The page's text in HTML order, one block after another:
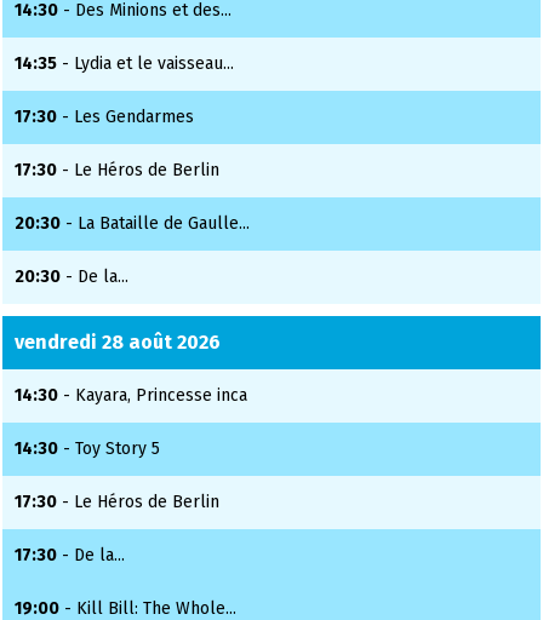
14:30 - Des Minions et des...
14:35 - Lydia et le vaisseau...
17:30 - Les Gendarmes
17:30 - Le Héros de Berlin
20:30 - La Bataille de Gaulle...
20:30 - De la...
vendredi 28 août 2026
14:30 - Kayara, Princesse inca
14:30 - Toy Story 5
17:30 - Le Héros de Berlin
17:30 - De la...
19:00 - Kill Bill: The Whole...